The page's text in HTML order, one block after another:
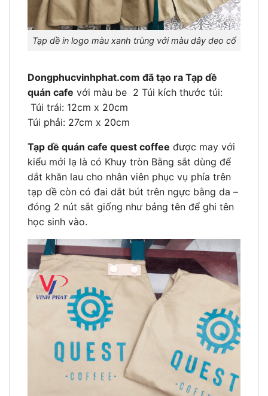
Tạp dề in logo màu xanh trùng với màu dây deo cổ
Dongphucvinhphat.com đã tạo ra Tạp dề
quán cafe với màu be 2 Túi kích thước túi:
Túi trái: 12cm x 20cm
Túi phải: 27cm x 20cm
Tạp dề quán cafe quest coffee được may với
kiểu mới lạ là có Khuy tròn Bằng sắt dùng để
dắt khăn lau cho nhân viên phục vụ phía trên
tạp dề còn có đai dắt bút trên ngực bằng da –
đóng 2 nút sắt giống như bảng tên để ghi tên
học sinh vào.